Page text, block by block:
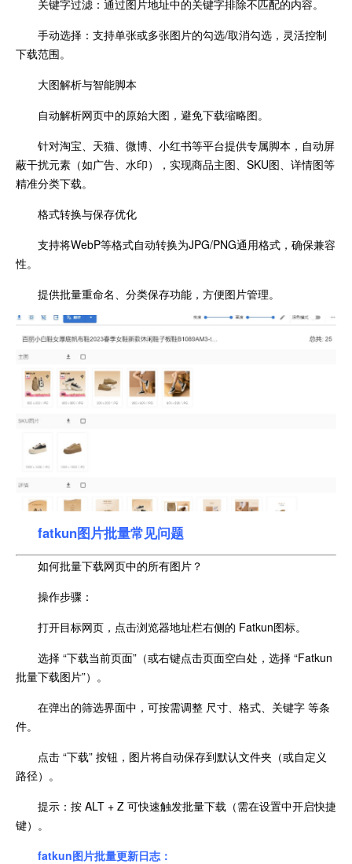
关键字过滤：通过图片地址中的关键字排除不匹配的内容。
手动选择：支持单张或多张图片的勾选/取消勾选，灵活控制
下载范围。
大图解析与智能脚本
自动解析网页中的原始大图，避免下载缩略图。
针对淘宝、天猫、微博、小红书等平台提供专属脚本，自动屏
蔽干扰元素（如广告、水印），实现商品主图、SKU图、详情图等
精准分类下载。
格式转换与保存优化
支持将WebP等格式自动转换为JPG/PNG通用格式，确保兼容
性。
提供批量重命名、分类保存功能，方便图片管理。
fatkun图片批量常见问题
如何批量下载网页中的所有图片？
操作步骤：
打开目标网页，点击浏览器地址栏右侧的 Fatkun图标。
选择 “下载当前页面”（或右键点击页面空白处，选择 “Fatkun
批量下载图片”）。
在弹出的筛选界面中，可按需调整 尺寸、格式、关键字 等条
件。
点击 “下载” 按钮，图片将自动保存到默认文件夹（或自定义
路径）。
提示：按 ALT + Z 可快速触发批量下载（需在设置中开启快捷
键）。
fatkun图片批量更新日志：